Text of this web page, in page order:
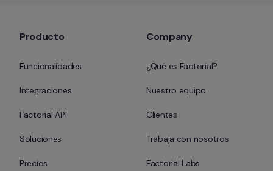
Producto
Funcionalidades
Integraciones
Factorial API
Soluciones
Precios
Company
¿Qué es Factorial?
Nuestro equipo
Clientes
Trabaja con nosotros
Factorial Labs